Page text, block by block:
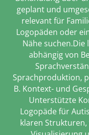
geplant und
relevant für
Logopäden oder
Nähe suchen.Die
abhängig von
Sprachproduktion,
B. Kontext- und
Unterstützte
Logopäde für
klaren